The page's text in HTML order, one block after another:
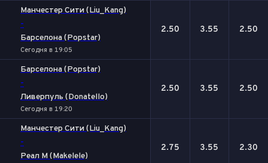
Манчестер Сити (Liu_Kang)
-
Барселона (Popstar)
Сегодня в 19:05
2.50 3.55 2.50
Барселона (Popstar)
-
Ливерпуль (Donatello)
Сегодня в 19:20
2.50 3.55 2.50
Манчестер Сити (Liu_Kang)
-
Реал М (Makelele)
2.75 3.55 2.30